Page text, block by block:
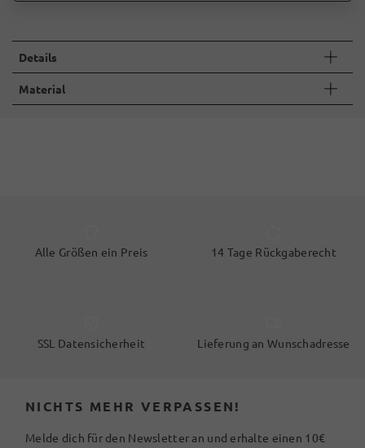
Details
Material
Alle Größen ein Preis 14 Tage Rückgaberecht
SSL Datensicherheit Lieferung an Wunschadresse
NICHTS MEHR VERPASSEN!
Melde dich für den Newsletter an und erhalte einen 10€